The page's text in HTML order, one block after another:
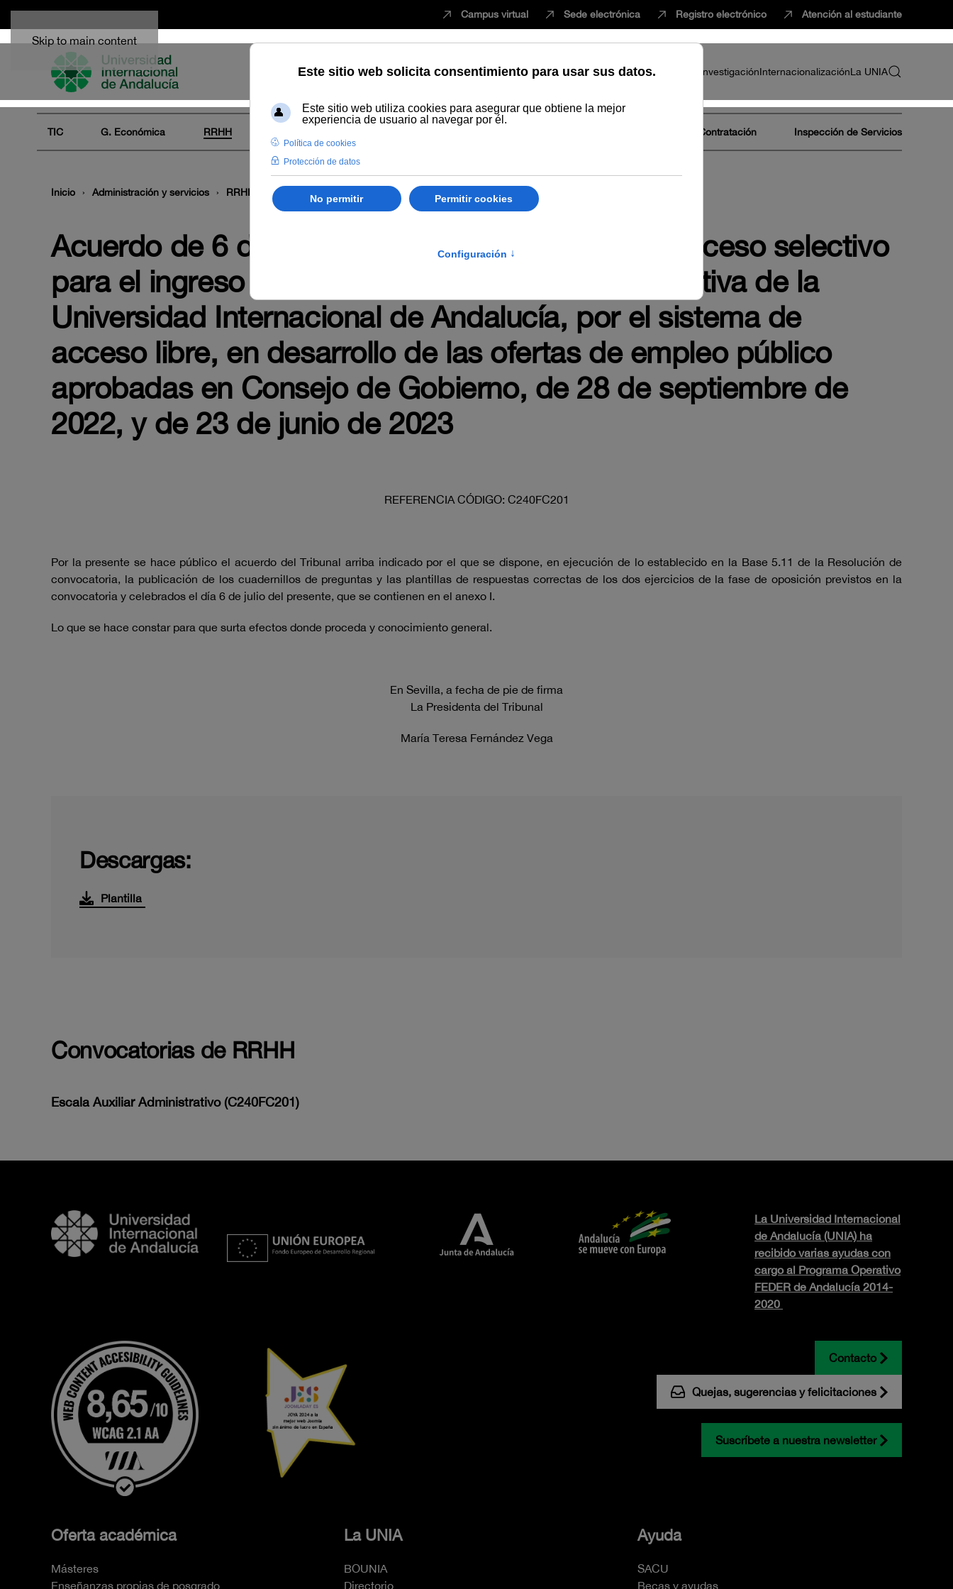
Skip to main content
Campus virtual Sede electrónica Registro electrónico Atención al estudiante
EstudiarInnovaciónVida universitariaProfesorado InvestigaciónInternacionalizaciónLa UNIA
TIC G. Económica RRHH Área de Contratación Inspección de Servicios
Inicio Administración y servicios RRHH Empleo Procesos selectivos
Acuerdo de 6 de julio de 2024 del Tribunal del proceso selectivo
para el ingreso en la Escala de Auxiliar Administrativa de la
Universidad Internacional de Andalucía, por el sistema de
acceso libre, en desarrollo de las ofertas de empleo público
aprobadas en Consejo de Gobierno, de 28 de septiembre de
2022, y de 23 de junio de 2023
REFERENCIA CÓDIGO: C240FC201
Por la presente se hace público el acuerdo del Tribunal arriba indicado por el que se dispone, en ejecución de lo establecido en la Base 5.11 de la Resolución de
convocatoria, la publicación de los cuadernillos de preguntas y las plantillas de respuestas correctas de los dos ejercicios de la fase de oposición previstos en la
convocatoria y celebrados el día 6 de julio del presente, que se contienen en el anexo I.
Lo que se hace constar para que surta efectos donde proceda y conocimiento general.
En Sevilla, a fecha de pie de firma
La Presidenta del Tribunal
María Teresa Fernández Vega
Descargas:
Plantilla
Convocatorias de RRHH
Escala Auxiliar Administrativo (C240FC201)
La Universidad Internacional
de Andalucía (UNIA) ha
recibido varias ayudas con
cargo al Programa Operativo
FEDER de Andalucía 2014-
2020
Contacto
Quejas, sugerencias y felicitaciones
Suscríbete a nuestra newsletter
Oferta académica
Másteres
Enseñanzas propias de posgrado
La UNIA
BOUNIA
Directorio
Ayuda
SACU
Becas y ayudas